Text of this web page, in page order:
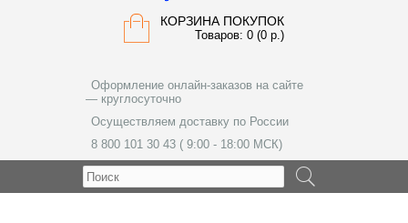
КОРЗИНА ПОКУПОК
Товаров: 0 (0 р.)
Оформление онлайн-заказов на сайте
— круглосуточно
Осуществляем доставку по России
8 800 101 30 43 ( 9:00 - 18:00 МСК)